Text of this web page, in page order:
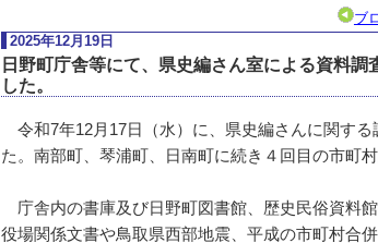
ブ
2025年12月19日
日野町庁舎等にて、県史編さん室による資料
した。
令和7年12月17日（水）に、県史編さんに関す
た。南部町、琴浦町、日南町に続き４回目の市町村
庁舎内の書庫及び日野町図書館、歴史民俗資料
役場関係文書や鳥取県西部地震、平成の市町村合